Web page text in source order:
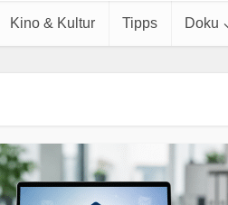
Kino & Kultur Tipps Doku